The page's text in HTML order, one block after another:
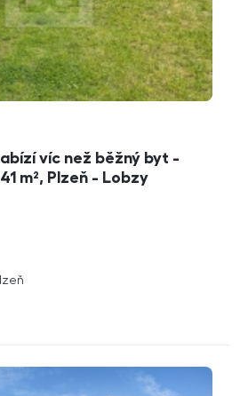
víc než běžný byt -
m², Plzeň - Lobzy